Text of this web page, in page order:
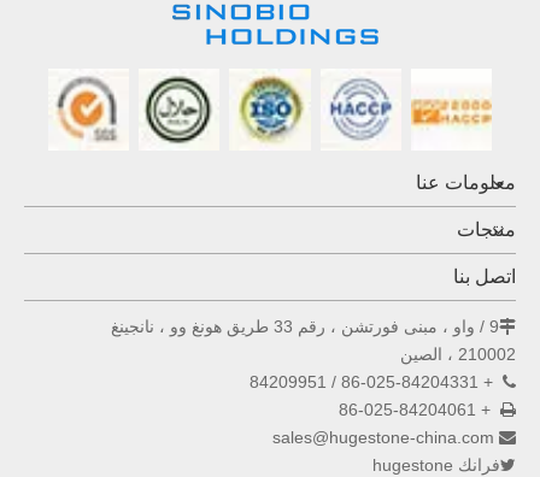
معلومات عنا
منتجات
اتصل بنا
9 / واو ، مبنى فورتشن ، رقم 33 طريق هونغ وو ، نانجينغ
210002 ، الصين

+ 86-025-84204331 / 84209951

+ 86-025-84204061

sales@hugestone-china.com
فرانك hugestone